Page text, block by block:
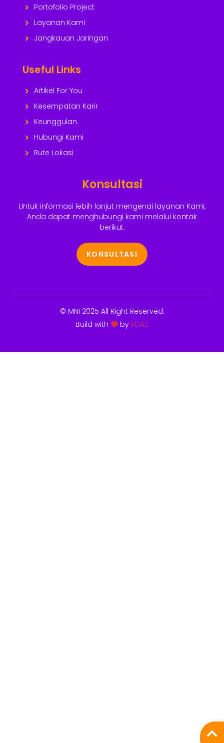
Portofolio Project
Layanan Kami
Jangkauan Jaringan
Useful Links
Artikel For You
Kesempatan Karir
Keunggulan
Hubungi Kami
Rute Lokasi
Konsultasi
Untuk informasi lebih lanjut mengenai layanan Kami,
Anda dapat menghubungi kami melalui kontak
berikut.
KONSULTASI
© MNI 2025 All Right Reserved.
Build with
by RDAZ